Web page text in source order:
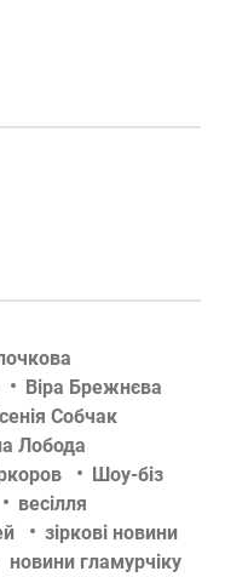
Віра Брежнєва
Собчак
Лобода
Шоу-біз
весілля
зіркові новини
новини гламурчіку